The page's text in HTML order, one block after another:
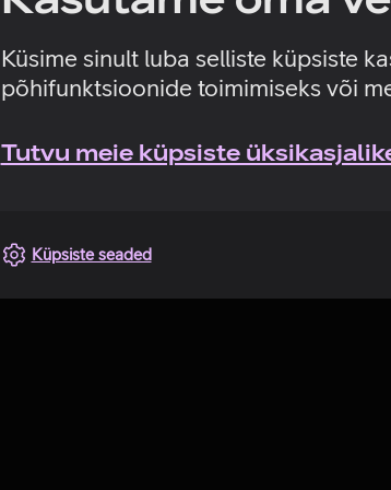
Küsime sinult luba selliste küpsiste
põhifunktsioonide toimimiseks või
Tutvu meie küpsiste
Küpsiste seaded